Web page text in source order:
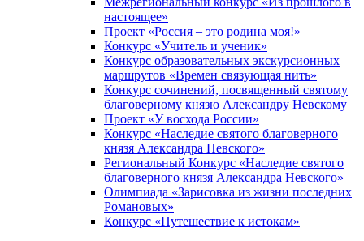
настоящее»
Проект «Россия – это родина моя!»
Конкурс «Учитель и ученик»
Конкурс образовательных экскурсионных
маршрутов «Времен связующая нить»
Конкурс сочинений, посвященный святому
благоверному князю Александру Невскому
Проект «У восхода России»
Конкурс «Наследие святого благоверного
князя Александра Невского»
Региональный Конкурс «Наследие святого
благоверного князя Александра Невского»
Олимпиада «Зарисовка из жизни последних
Романовых»
Конкурс «Путешествие к истокам»